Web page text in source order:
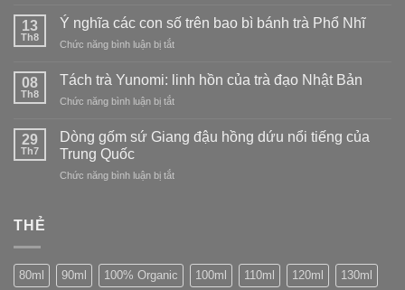
trong
hảo
tế
thanh
loại
nhân
sứ
13
Th8
Ý nghĩa các con số trên bao bì bánh trà Phổ Nhĩ
Chức năng bình luận bị tắtở
nghĩa
con
trên
bánh
08
Th8
Tách trà Yunomi: linh hồn của trà đạo Nhật Bản
Chức năng bình luận bị tắtở
Yunomi:
hồn
29
Th7
Dòng gốm sứ Giang đậu hồng dứu nổi tiếng của
Trung Quốc
Chức năng bình luận bị tắtở
hồng
dứu
THẺ
80ml 90ml 100% Organic 100ml 110ml 120ml 130ml